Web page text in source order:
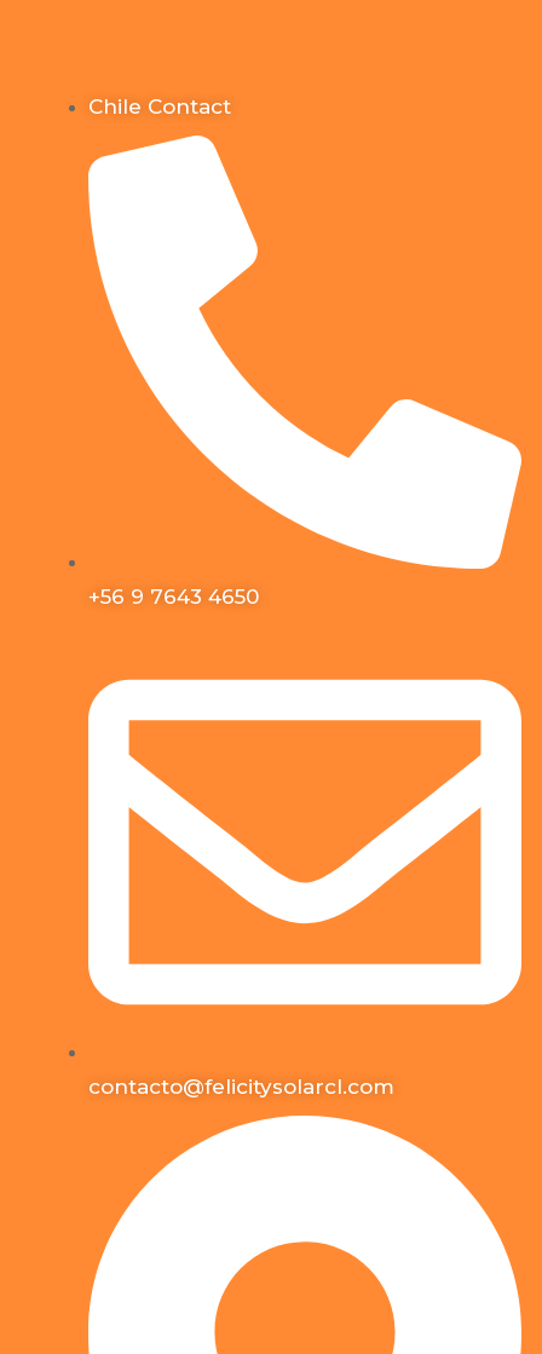
Chile Contact
+56 9 7643 4650
contacto@felicitysolarcl.com